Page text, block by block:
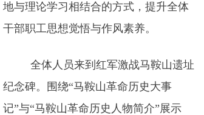
地与理论学习相结合的方式，提升全体
干部职工思想觉悟与作风素养。
全体人员来到红军激战马鞍山遗址
纪念碑。围绕“马鞍山革命历史大事
记”与“马鞍山革命历史人物简介”展示